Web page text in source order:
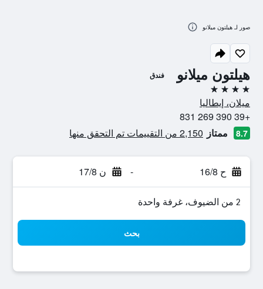
هيلتون ميلانو فندق
4 نجوم
ميلان، إيطاليا
+39 390 269 831
8.7 ممتاز 2,150 من التقييمات تم التحقق منها
ح 16/8 - ن 17/8
2 من الضيوف، غرفة واحدة
بحث
صور لـ هيلتون ميلانو